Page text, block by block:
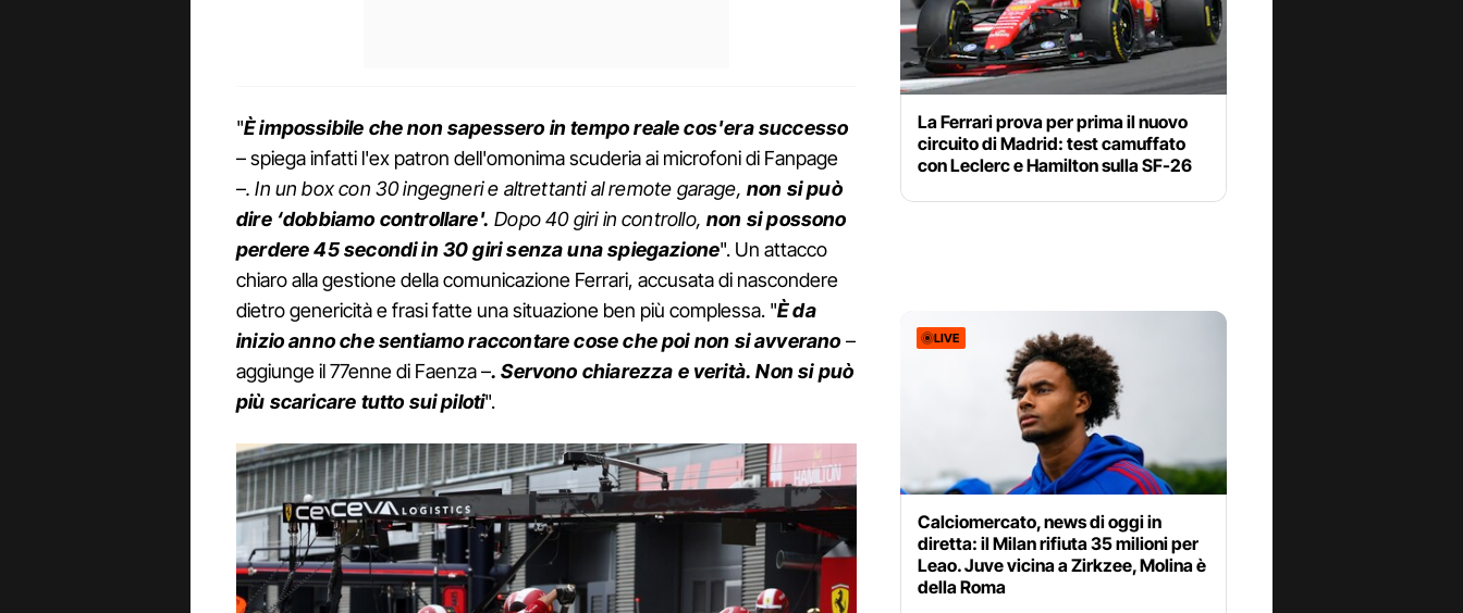
"È impossibile che non sapessero in tempo reale cos'era successo
– spiega infatti l'ex patron dell'omonima scuderia ai microfoni di Fanpage
–. In un box con 30 ingegneri e altrettanti al remote garage, non si può
dire ‘dobbiamo controllare'. Dopo 40 giri in controllo,non si possono
perdere 45 secondi in 30 giri senza una spiegazione". Un attacco
chiaro alla gestione della comunicazione Ferrari, accusata di nascondere
dietro genericità e frasi fatte una situazione ben più complessa. "È da
inizio anno che sentiamo raccontare cose che poi non si avverano –
aggiunge il 77enne di Faenza –. Servono chiarezza e verità. Non si può
più scaricare tutto sui piloti".
La Ferrari prova per prima il nuovo
circuito di Madrid: test camuffato
con Leclerc e Hamilton sulla SF-26
LIVE
Calciomercato, news di oggi in
diretta: il Milan rifiuta 35 milioni per
Leao. Juve vicina a Zirkzee, Molina è
della Roma